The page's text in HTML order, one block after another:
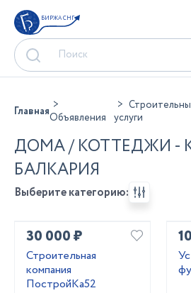
БИРЖА СНГ
ГлавнаяОбъявления
услуги
ДОМА / КОТТЕДЖИ -
БАЛКАРИЯ
Выберите категорию:
30 000 ₽
Строительная
компания
ПостройКа52